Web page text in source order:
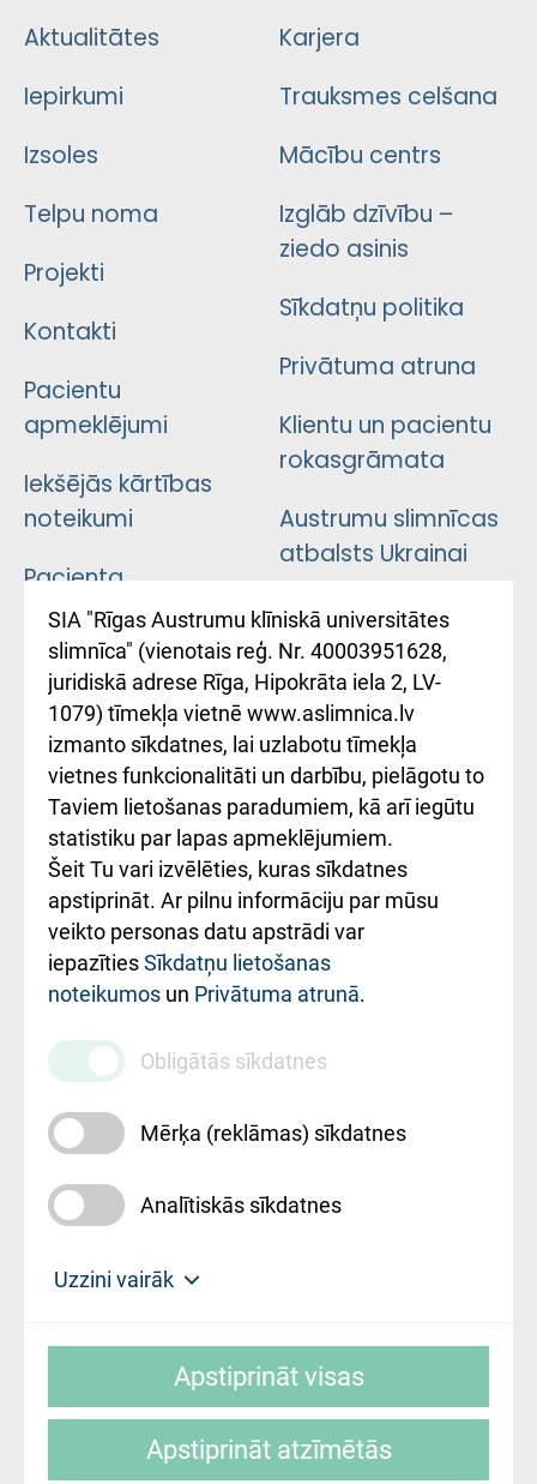
Aktualitātes
Iepirkumi
Izsoles
Telpu noma
Projekti
Kontakti
Pacientu
apmeklējumi
Iekšējās kārtības
noteikumi
Pacienta
atsauksmju/sūdzību
iesniegšanas
kārtība
Kā pie mums nokļūt
Rēķinu apmaksas
ceļvedis
Rekvizīti un
ārstniecības
iestādes kods
010000234
Maksas
pakalpojumu
cenrādis
Karjera
Trauksmes celšana
Mācību centrs
Izglāb dzīvību –
ziedo asinis
Sīkdatņu politika
Privātuma atruna
Klientu un pacientu
rokasgrāmata
Austrumu slimnīcas
atbalsts Ukrainai
Підтримка Східної
лікарні та співпраця з
Україною
Mājas lapas izstrāde:
SIA "Rīgas Austrumu klīniskā universitātes
slimnīca" (vienotais reģ. Nr. 40003951628,
juridiskā adrese Rīga, Hipokrāta iela 2, LV-
1079) tīmekļa vietnē www.aslimnica.lv
izmanto sīkdatnes, lai uzlabotu tīmekļa
vietnes funkcionalitāti un darbību, pielāgotu to
Taviem lietošanas paradumiem, kā arī iegūtu
statistiku par lapas apmeklējumiem.
Šeit Tu vari izvēlēties, kuras sīkdatnes
apstiprināt. Ar pilnu informāciju par mūsu
veikto personas datu apstrādi var
iepazītiesSīkdatņu lietošanas
noteikumos un Privātuma atrunā.
Obligātās sīkdatnes
Mērķa (reklāmas) sīkdatnes
Analītiskās sīkdatnes
Uzzini vairāk
slimnīca, turpmāk – Pārzinis, sīkdatņu
sīkdatņu izmantošanas nosacījumiem.
Apstiprināt visas
Apstiprināt atzīmētās